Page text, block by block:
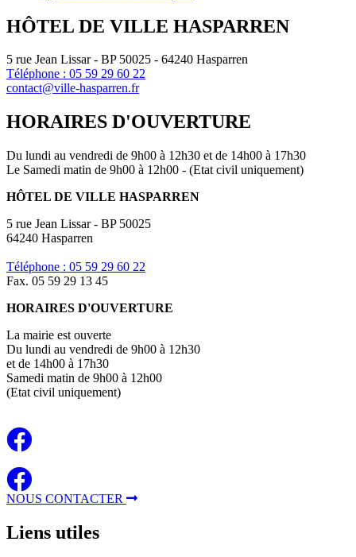
HÔTEL DE VILLE HASPARREN
5 rue Jean Lissar - BP 50025 - 64240 Hasparren
Téléphone : 05 59 29 60 22
contact@ville-hasparren.fr
HORAIRES D'OUVERTURE
Du lundi au vendredi de 9h00 à 12h30 et de 14h00 à 17h30
Le Samedi matin de 9h00 à 12h00 - (Etat civil uniquement)
HÔTEL DE VILLE HASPARREN
5 rue Jean Lissar - BP 50025
64240 Hasparren
Téléphone : 05 59 29 60 22
Fax. 05 59 29 13 45
HORAIRES D'OUVERTURE
La mairie est ouverte
Du lundi au vendredi de 9h00 à 12h30
et de 14h00 à 17h30
Samedi matin de 9h00 à 12h00
(Etat civil uniquement)
NOUS CONTACTER
Liens utiles